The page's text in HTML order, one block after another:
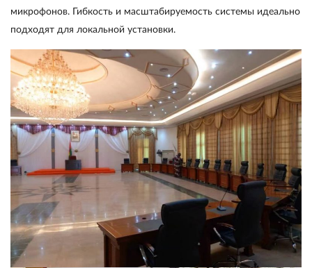
микрофонов. Гибкость и масштабируемость системы идеально
подходят для локальной установки.